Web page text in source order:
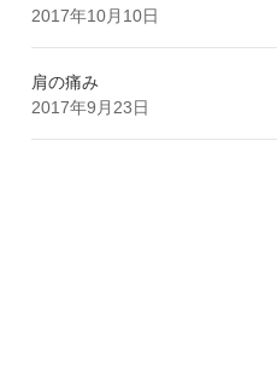
2017年10月10日
肩の痛み
2017年9月23日